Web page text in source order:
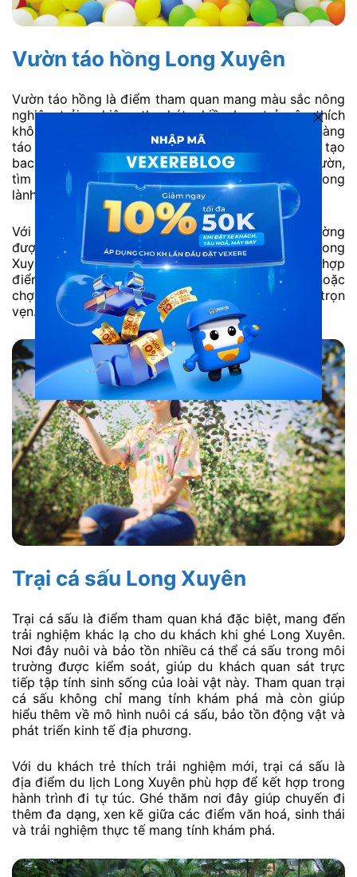
Vườn táo hồng Long Xuyên
Vườn táo hồng là điểm tham quan mang màu sắc nông
nghiệp trải nghiệm, thu hút nhiều bạn trẻ yêu thích
không gian xanh và chụp ảnh miệt vườn. Những hàng
táo được trồng thẳng tắp, trái chín hồng đẹp mắt, tạo
background rất “ăn hình”. Du khách có thể dạo vườn,
tìm hiểu cách trồng táo và tận hưởng không khí trong
lành, yên bình đặc trưng của vùng ven Long Xuyên.
Với hình thức tham quan nhẹ nhàng, nơi đây thường
được nhắc đến khi khám phá vườn táo hồng Long
Xuyên theo kiểu du lịch tự túc. Bạn có thể kết hợp
điểm đến này cùng các khu vực sinh thái, cà phê hoặc
chợ địa phương để chuyến đi thêm đa dạng và trọn
vẹn.
Trại cá sấu Long Xuyên
Trại cá sấu là điểm tham quan khá đặc biệt, mang đến
trải nghiệm khác lạ cho du khách khi ghé Long Xuyên.
Nơi đây nuôi và bảo tồn nhiều cá thể cá sấu trong môi
trường được kiểm soát, giúp du khách quan sát trực
tiếp tập tính sinh sống của loài vật này. Tham quan trại
cá sấu không chỉ mang tính khám phá mà còn giúp
hiểu thêm về mô hình nuôi cá sấu, bảo tồn động vật và
phát triển kinh tế địa phương.
Với du khách trẻ thích trải nghiệm mới, trại cá sấu là
địa điểm du lịch Long Xuyên phù hợp để kết hợp trong
hành trình đi tự túc. Ghé thăm nơi đây giúp chuyến đi
thêm đa dạng, xen kẽ giữa các điểm văn hoá, sinh thái
và trải nghiệm thực tế mang tính khám phá.